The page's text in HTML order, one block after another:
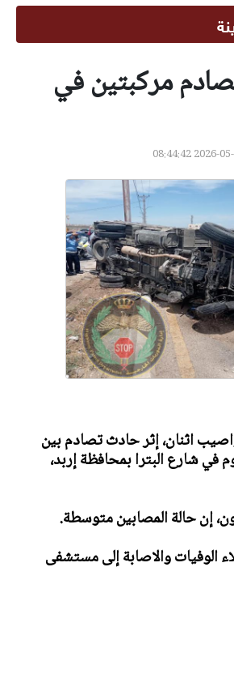
مركبتين في
واصيب اثنان، إثر حادث تصادم بين
في شارع البترا بمحافظة إربد،
إن حالة المصابين متوسطة.
الوفيات والاصابة إلى مستشفى